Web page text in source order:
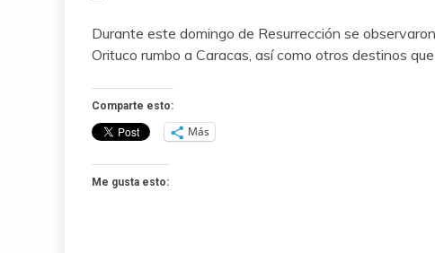
Durante este domingo de Resurrección se
Orituco rumbo a Caracas, así como otros destinos que
Comparte esto:
Más
Me gusta esto: